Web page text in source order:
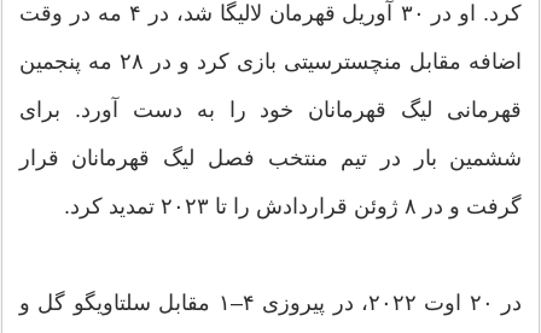
کرد. او در ۳۰ آوریل قهرمان لالیگا شد، در ۴ مه در وقت
اضافه مقابل منچسترسیتی بازی کرد و در ۲۸ مه پنجمین
قهرمانی لیگ قهرمانان خود را به دست آورد. برای
ششمین بار در تیم منتخب فصل لیگ قهرمانان قرار
گرفت و در ۸ ژوئن قراردادش را تا ۲۰۲۳ تمدید کرد.
در ۲۰ اوت ۲۰۲۲، در پیروزی ۴–۱ مقابل سلتاویگو گل و